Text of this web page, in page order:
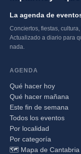
La agenda de
Conciertos, fiestas, cultura,
Actualizado a diario para
nada.
AGENDA
Qué hacer hoy
Qué hacer mañana
Este fin de semana
Todos los eventos
Por localidad
Por categoría
🗺️ Mapa de Cantabria